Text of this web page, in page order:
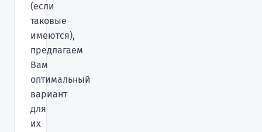
(если
таковые
имеются),
предлагаем
Вам
оптимальный
вариант
для
их